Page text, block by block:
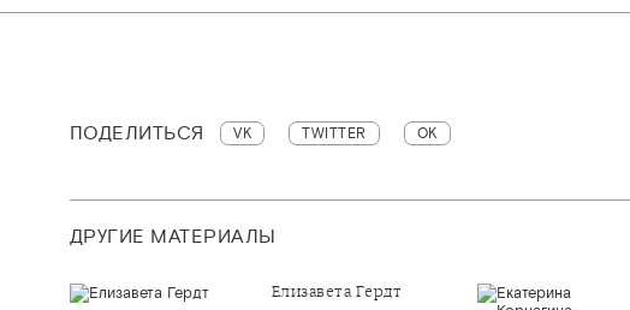
ПОДЕЛИТЬСЯ VK TWITTER OK
ДРУГИЕ МАТЕРИАЛЫ
Елизавета Гердт